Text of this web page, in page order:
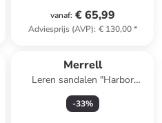
vanaf: € 65,99
Adviesprijs (AVP): € 130,00*
Merrell
Leren sandalen "Harbor
Backstrap" beige
-33%